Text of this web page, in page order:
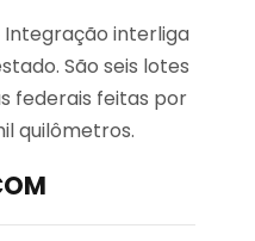
Integração interliga
São seis lotes
federais feitas por
quilômetros.